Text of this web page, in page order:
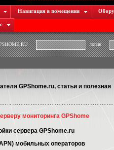
Навигация в помещении
логин
GPShome.ru, статьи и полезная
мониторинга GPShome
сервера GPShome.ru
мобильных операторов